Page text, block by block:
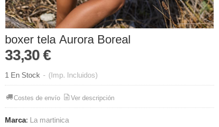
boxer tela Aurora Boreal
33,30 €
1 En Stock - (Imp. Incluidos)
Costes de envío Ver descripción
Marca: La martinica